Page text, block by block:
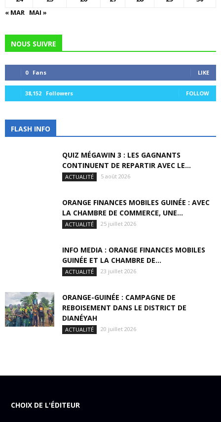
« MAR
MAI »
NOUS SUIVRE
0 Fans LIKE
38,152 Followers FOLLOW
FLASH INFO
QUIZ MÉGAWIN 3 : LES GAGNANTS
CONTINUENT DE REPARTIR AVEC LE...
ACTUALITÉ 5 août 2026
ORANGE FINANCES MOBILES GUINÉE : AVEC
LA CHAMBRE DE COMMERCE, UNE...
ACTUALITÉ 25 juillet 2026
INFO MEDIA : ORANGE FINANCES MOBILES
GUINÉE ET LA CHAMBRE DE...
ACTUALITÉ 23 juillet 2026
ORANGE-GUINÉE : CAMPAGNE DE
REBOISEMENT DANS LE DISTRICT DE
DIANÉYAH
ACTUALITÉ 20 juillet 2026
CHOIX DE L'ÉDITEUR